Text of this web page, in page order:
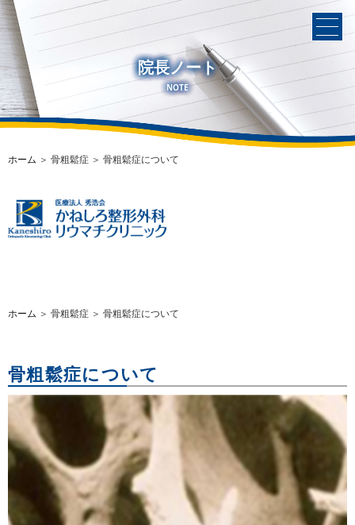
院長ノート
NOTE
ホーム ＞ 骨粗鬆症 ＞ 骨粗鬆症について
ホーム ＞ 骨粗鬆症 ＞ 骨粗鬆症について
骨粗鬆症について